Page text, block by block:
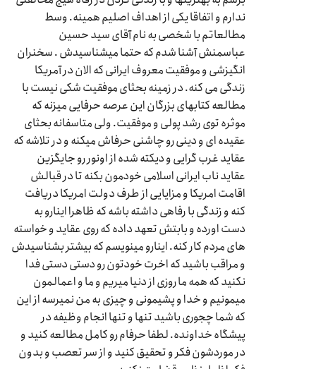
ندارم و اتفاقا یکی از اهداف اصلیم همینه. وسط
مطالعاتم با شخصی به نام آقای سید حسین
عباسمنش آشنا شدم که حتما میشناسیدش . سخنران
انگیزشی و موفقیت معروف ایرانی که الان در آمریکا
زندگی می کنه. در زمینه بحثای موفقیت شکی نیست با
مطالعه کتابهای بزرگان این عرصه حرفایی میزنه که
موثره توی رشد پولی و موفقیت. ولی متاسفانه بحثای
عقیده ای و دینی رو چاشنی حرفاش میکنه و در تلاشه که
عقاید غرب گرایی و دیکته شده از اونور رو جایگزین
عقاید ناب ایرانی اسلامی خودمون بکنه تا در قبالش
اقامت امریکا و مزایایی از طرف دولت امریکا دریافت
کنه و زندگی با رفاهی داشته باشه که ظاهرا اینارو به
دست اورده و بابتش تعهد داده که روی عقاید و خواسته
های مردم کار کنه. اینارو مینویسم که بیشتر بشناسیدش
و مراقب باشید که اخرت خودتون رو دستی دستی فدا
نکنید که همه ما روزی از دنیا میریم و ما و اعمالمون
میمونیم و خدا و پشیمونی و چیزی به من نمیرسه از این
که شما چجوری باشید تنها و تنها انجام وظیفه در
پیشگاه خداونده. لطفا حرفام رو کامل مطالعه کنید و
در موردشون فکر و تحقیق کنید و از سر تعصب و بدون